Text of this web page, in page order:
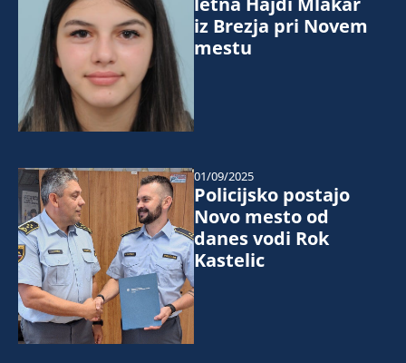
iz Brezja pri Novem
mestu
Policijsko postajo
Novo mesto od
danes vodi Rok
Kastelic
01/09/2025